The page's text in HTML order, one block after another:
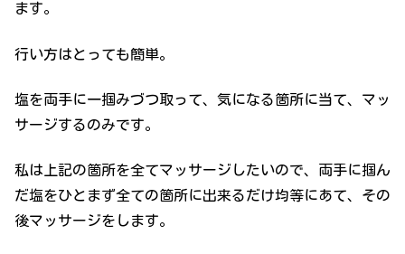
ます。
行い方はとっても簡単。
塩を両手に一掴みづつ取って、気になる箇所に当て、マッ
サージするのみです。
私は上記の箇所を全てマッサージしたいので、両手に掴ん
だ塩をひとまず全ての箇所に出来るだけ均等にあて、その
後マッサージをします。